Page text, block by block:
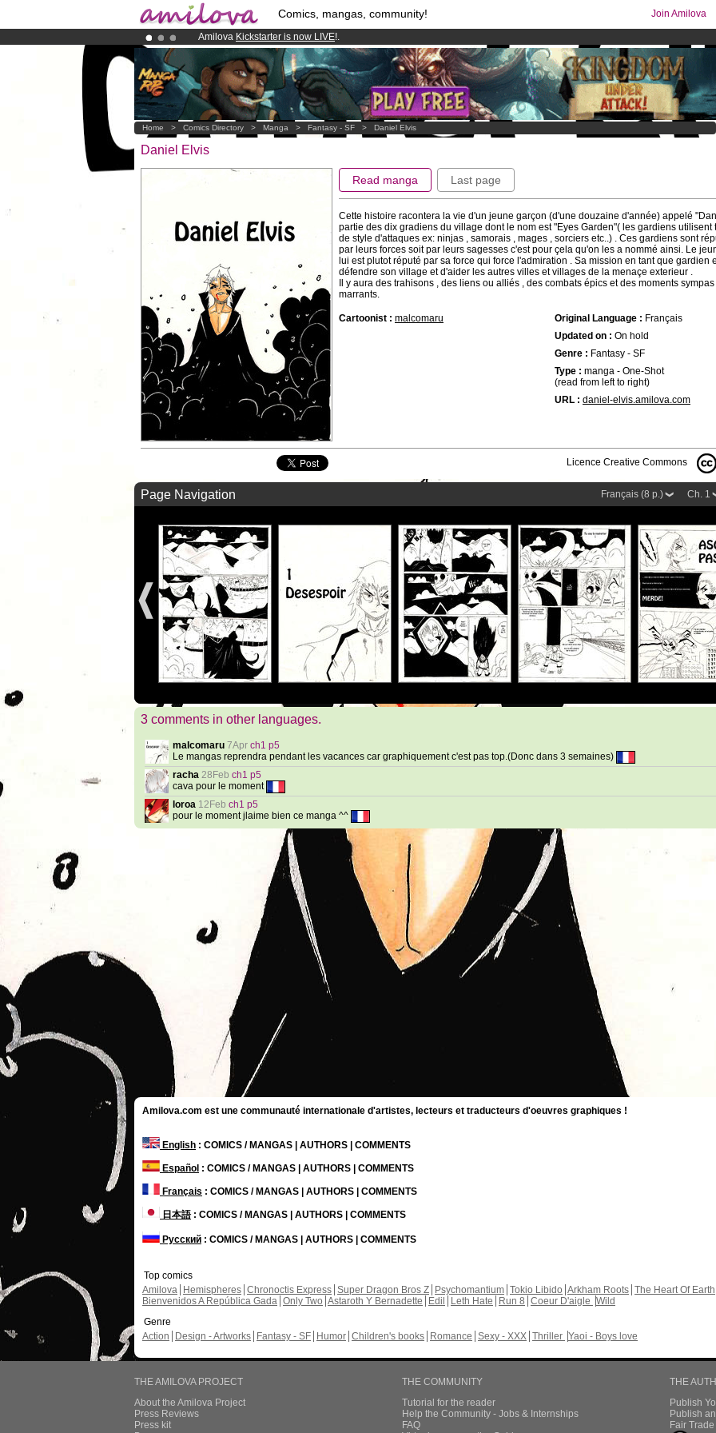
Comics, mangas, community! Join Amilova
Amilova Kickstarter is now LIVE!.
Premium membership from3.95 eurosper month !Get membership now
Already 134393membersand 1208 comics & mangas!.
Home > Comics Directory > Manga > Fantasy - SF > Daniel Elvis
Daniel Elvis
Read manga Last page
Cette histoire racontera la vie d'un jeune garçon (d'une douzaine d'année) appelé
partie des dix gradiens du village dont le nom est "Eyes Garden"( les gardiens utilisent
de style d'attaques ex: ninjas , samorais , mages , sorciers etc..) . Ces gardiens sont
par leurs forces soit par leurs sagesses c'est pour çela qu'on les a nommé ainsi. Le
lui est plutot réputé par sa force qui force l'admiration . Sa mission en tant que gardien
défendre son village et d'aider les autres villes et villages de la menaçe exterieur .
Il y aura des trahisons , des liens ou alliés , des combats épics et des moments sympas
marrants.
Cartoonist : malcomaru Original Language : Français
Updated on : On hold
Genre : Fantasy - SF
Type : manga - One-Shot
(read from left to right)
URL : daniel-elvis.amilova.com
Licence Creative Commons
Ch. 1
Français (8 p.)
Page Navigation
3 comments in other languages.
malcomaru 7Apr ch1 p5
Le mangas reprendra pendant les vacances car graphiquement c'est pas top.(Donc dans 3 semaines)
racha 28Feb ch1 p5
cava pour le moment
loroa 12Feb ch1 p5
pour le moment jlaime bien ce manga ^^
Amilova.com est une communauté internationale d'artistes, lecteurs et traducteurs d'oeuvres graphiques !
English : COMICS / MANGAS | AUTHORS | COMMENTS
Español : COMICS / MANGAS | AUTHORS | COMMENTS
Français : COMICS / MANGAS | AUTHORS | COMMENTS
日本語: COMICS / MANGAS | AUTHORS | COMMENTS
Русский : COMICS / MANGAS | AUTHORS | COMMENTS
Top comics
Amilova
Hemispheres Chronoctis Express Super Dragon Bros Z Psychomantium Tokio Libido Arkham Roots The Heart Of Earth
Bienvenidos A República Gada Only Two Astaroth Y Bernadette Edil Leth Hate Run 8 Coeur D'aigle Wild
Genre
Action
Design - Artworks Fantasy - SF Humor Children's books Romance Sexy - XXX Thriller Yaoi - Boys love
THE AMILOVA PROJECT
About the Amilova Project
Press Reviews
Press kit
THE COMMUNITY
Tutorial for the reader
Help the Community - Jobs & Internships
FAQ
THE
Publish
Publish
Fair